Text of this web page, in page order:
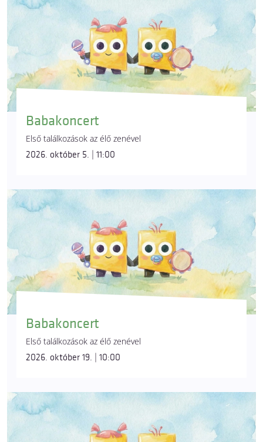
Babakoncert
Első találkozások az élő zenével
2026. október 5. | 11:00
Babakoncert
Első találkozások az élő zenével
2026. október 19. | 10:00